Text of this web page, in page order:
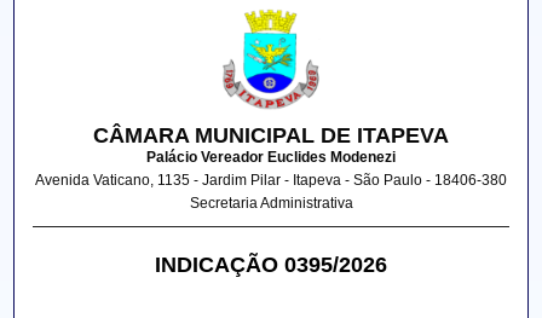
CÂMARA MUNICIPAL DE ITAPEVA
Palácio Vereador Euclides Modenezi
Avenida Vaticano, 1135 - Jardim Pilar - Itapeva - São Paulo - 18406-380
Secretaria Administrativa
INDICAÇÃO 0395/2026